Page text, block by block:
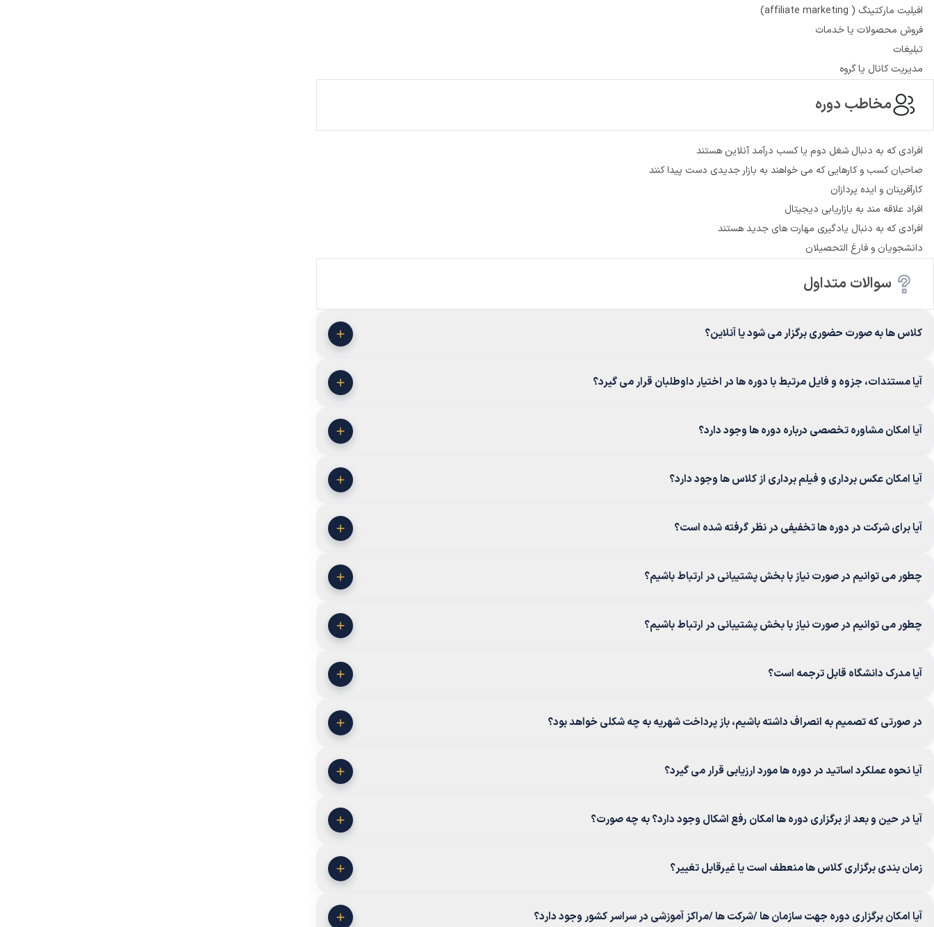
افیلیت مارکتینگ ( affiliate marketing)
فروش محصولات یا خدمات
تبلیغات
مدیریت کانال یا گروه
مخاطب دوره
افرادی که به دنبال شغل دوم یا کسب درآمد آنلاین هستند
صاحبان کسب و کارهایی که می خواهند به بازار جدیدی دست پیدا کنند
کارآفرینان و ایده پردازان
افراد علاقه مند به بازاریابی دیجیتال
افرادی که به دنبال یادگیری مهارت های جدید هستند
دانشجویان و فارغ التحصیلان
سوالات متداول
کلاس ها به صورت حضوری برگزار می شود یا آنلاین؟
آیا مستندات، جزوه و فایل مرتبط با دوره ها در اختیار داوطلبان قرار می گیرد؟
آیا امکان مشاوره تخصصی درباره دوره ها وجود دارد؟
آیا امکان عکس برداری و فیلم برداری از کلاس ها وجود دارد؟
آیا برای شرکت در دوره ها تخفیفی در نظر گرفته شده است؟
چطور می توانیم در صورت نیاز با بخش پشتیبانی در ارتباط باشیم؟
چطور می توانیم در صورت نیاز با بخش پشتیبانی در ارتباط باشیم؟
آیا مدرک دانشگاه قابل ترجمه است؟
در صورتی که تصمیم به انصراف داشته باشیم، باز پرداخت شهریه به چه شکلی خواهد بود؟
آیا نحوه عملکرد اساتید در دوره ها مورد ارزیابی قرار می گیرد؟
آیا در حین و بعد از برگزاری دوره ها امکان رفع اشکال وجود دارد؟ به چه صورت؟
زمان بندی برگزاری کلاس ها منعطف است یا غیرقابل تغییر؟
آیا امکان برگزاری دوره جهت سازمان ها /شرکت ها /مراکز آموزشی در سراسر کشور وجود دارد؟